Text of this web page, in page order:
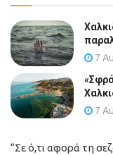
7
7
“Σε ό,τι αφορά τη